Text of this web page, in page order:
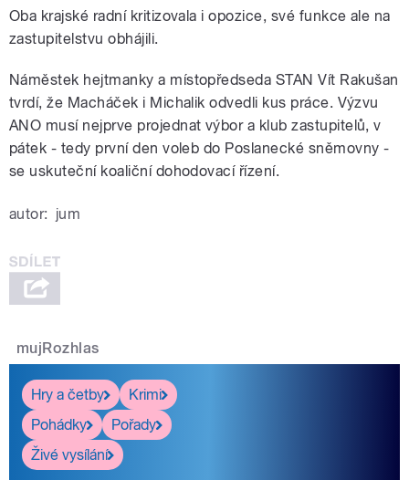
Oba krajské radní kritizovala i opozice, své funkce ale na
zastupitelstvu obhájili.
Náměstek hejtmanky a místopředseda STAN Vít Rakušan
tvrdí, že Macháček i Michalik odvedli kus práce. Výzvu
ANO musí nejprve projednat výbor a klub zastupitelů, v
pátek - tedy první den voleb do Poslanecké sněmovny -
se uskuteční koaliční dohodovací řízení.
autor: jum
mujRozhlas
Hry a četby
Krimi
Pohádky
Pořady
Živé vysílání